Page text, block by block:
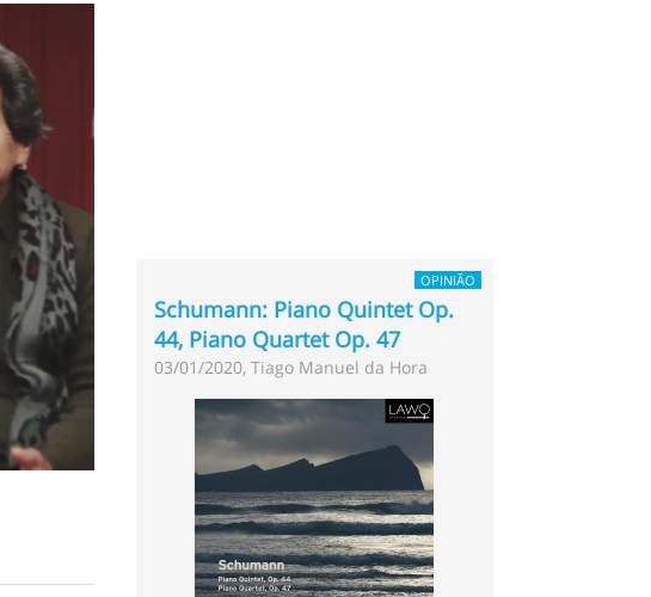
OPINIÃO
Schumann: Piano Quintet Op.
44, Piano Quartet Op. 47
03/01/2020, Tiago Manuel da Hora